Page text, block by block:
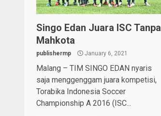
Singo Edan Juara ISC Tanpa
Mahkota
publishermp January 6, 2021
Malang – TIM SINGO EDAN nyaris
saja menggenggam juara kompetisi,
Torabika Indonesia Soccer
Championship A 2016 (ISC...